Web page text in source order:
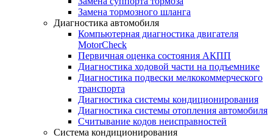
Замена тормозного шланга
Диагностика автомобиля
Компьютерная диагностика двигателя
MotorCheсk
Первичная оценка состояния АКПП
Диагностика ходовой части на подъемнике
Диагностика подвески мелкокоммерческого
транспорта
Диагностика системы кондиционирования
Диагностика системы отопления автомобиля
Считывание кодов неисправностей
Система кондиционирования